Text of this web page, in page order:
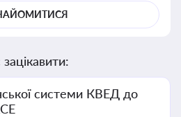
системи КВЕД до